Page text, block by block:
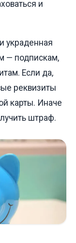
и
украденная
— подпискам,
Если да,
реквизиты
карты. Иначе
штраф.